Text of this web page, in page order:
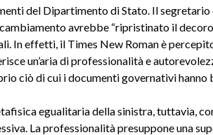
del Dipartimento di Stato. Il
avrebbe “ripristinato il
In effetti, il Times New Roman è
un’aria di professionalità e
ciò di cui i documenti governativi hanno
egualitaria della sinistra, tuttavia,
La professionalità presuppone una